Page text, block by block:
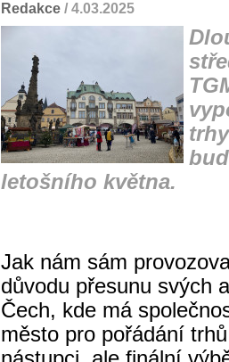
Redakce / 4.03.2025
letošního května.
Jak nám sám
důvodu přesunu svých
Čech, kde má
město pro pořádání